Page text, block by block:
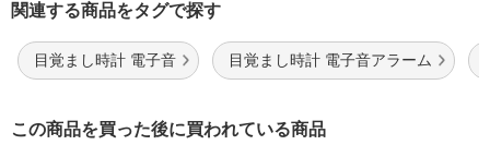
関連する商品をタグで探す
目覚まし時計 電子音 目覚まし時計 電子音アラーム
この商品を買った後に買われている商品